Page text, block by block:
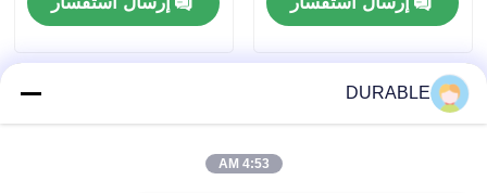
الطوارئ
DURABLE
4:53 AM